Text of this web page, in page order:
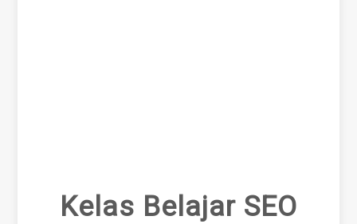
Kelas Belajar SEO